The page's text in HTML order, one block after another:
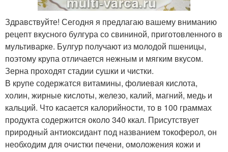
Здравствуйте! Сегодня я предлагаю вашему вниманию
рецепт вкусного булгура со свининой, приготовленного в
мультиварке. Булгур получают из молодой пшеницы,
поэтому крупа отличается нежным и мягким вкусом.
Зерна проходят стадии сушки и чистки.
В крупе содержатся витамины, фолиевая кислота,
холин, жирные кислоты, железо, калий, магний, медь и
кальций. Что касается калорийности, то в 100 граммах
продукта содержится около 340 ккал. Присутствует
природный антиоксидант под названием токоферол, он
необходим для очистки печени, омоложения кожи и